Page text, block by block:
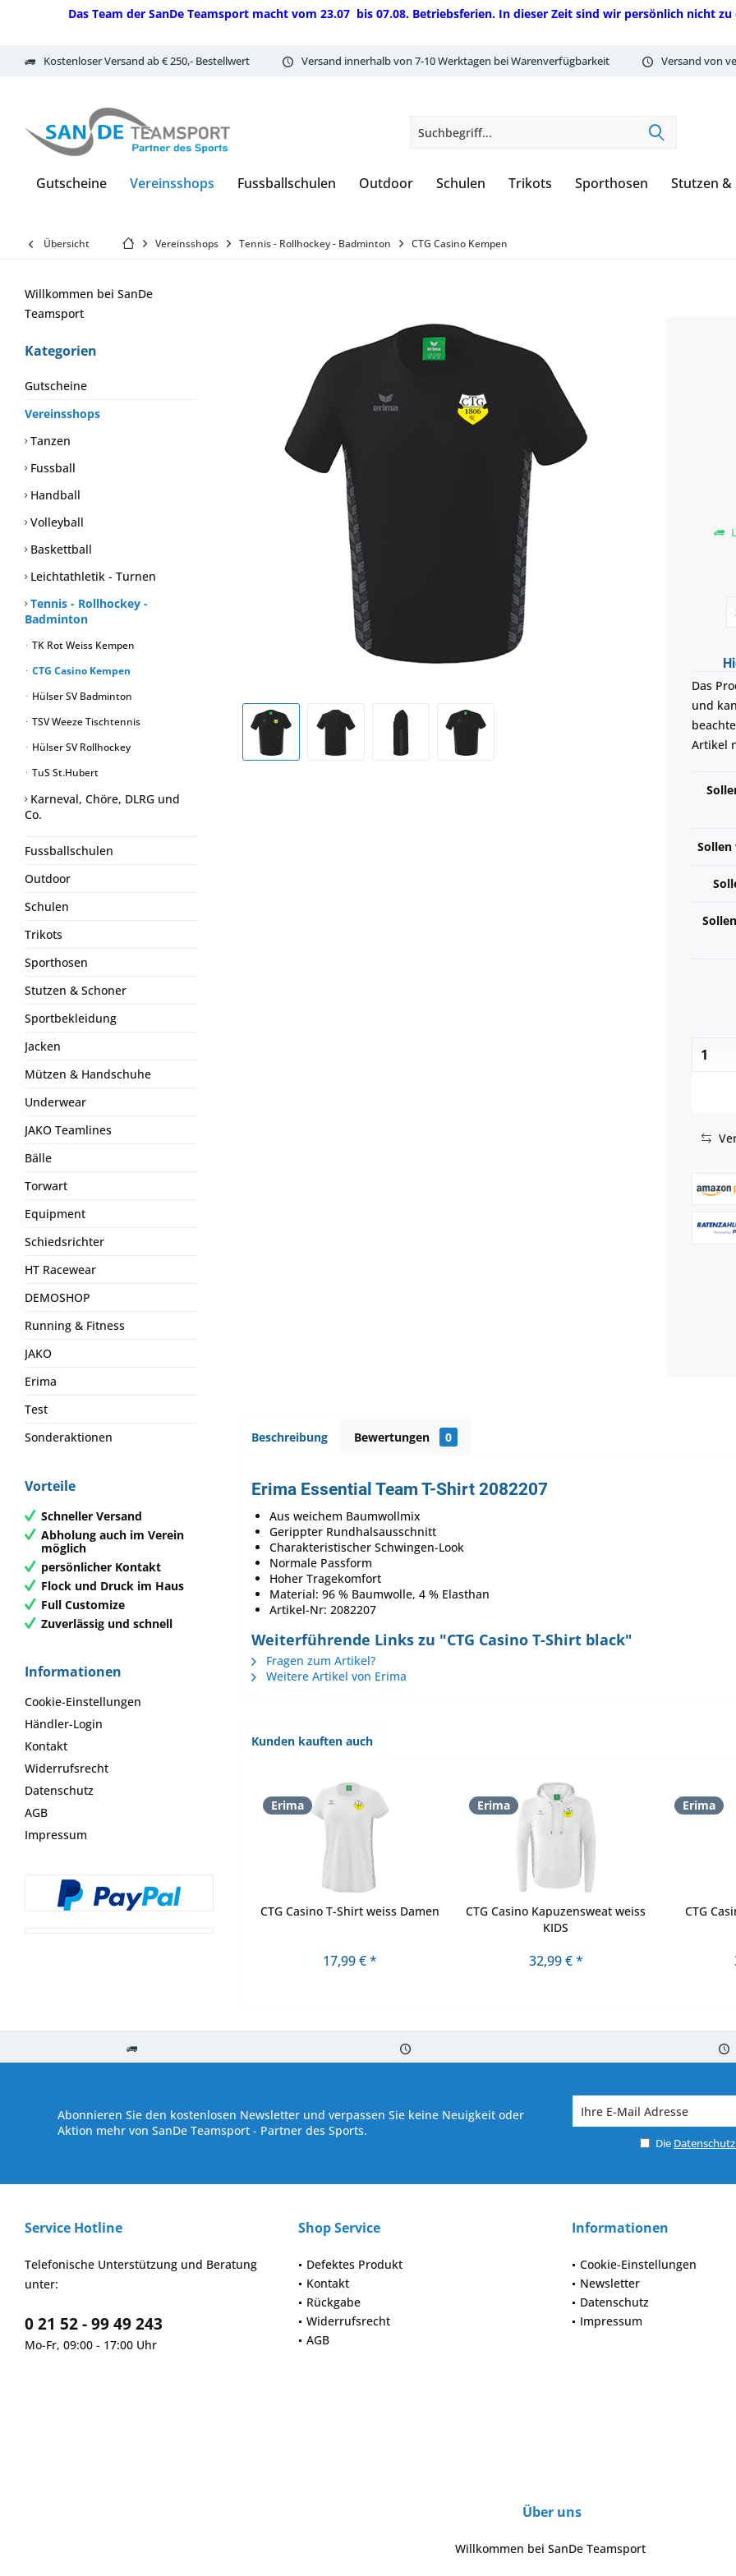
Das Team der SanDe Teamsport macht vom 23.07 bis 07.08. Betriebsferien. In dieser Zeit sind wir persönlich nicht
Kostenloser Versand ab € 250,- Bestellwert Versand innerhalb von 7-10 Werktagen bei Warenverfügbarkeit Versand von
Gutscheine Vereinsshops Fussballschulen Outdoor Schulen Trikots Sporthosen Stutzen &
Übersicht Vereinsshops Tennis - Rollhockey - Badminton CTG Casino Kempen
Willkommen bei SanDe
Teamsport
Kategorien
Gutscheine
Vereinsshops
Tanzen
Fussball
Handball
Volleyball
Baskettball
Leichtathletik - Turnen
Tennis - Rollhockey -
Badminton
TK Rot Weiss Kempen
CTG Casino Kempen
Hülser SV Badminton
TSV Weeze Tischtennis
Hülser SV Rollhockey
TuS St.Hubert
Karneval, Chöre, DLRG und
Co.
Fussballschulen
Outdoor
Schulen
Trikots
Sporthosen
Stutzen & Schoner
Sportbekleidung
Jacken
Mützen & Handschuhe
Underwear
JAKO Teamlines
Bälle
Torwart
Equipment
Schiedsrichter
HT Racewear
DEMOSHOP
Running & Fitness
JAKO
Erima
Test
Sonderaktionen
Vorteile
Schneller Versand
Abholung auch im Verein
möglich
persönlicher Kontakt
Flock und Druck im Haus
Full Customize
Zuverlässig und schnell
Informationen
Cookie-Einstellungen
Händler-Login
Kontakt
Widerrufsrecht
Datenschutz
AGB
Impressum
Das
und
Artikel
Beschreibung Bewertungen 0
Erima Essential Team T-Shirt 2082207
Aus weichem Baumwollmix
Gerippter Rundhalsausschnitt
Charakteristischer Schwingen-Look
Normale Passform
Hoher Tragekomfort
Material: 96 % Baumwolle, 4 % Elasthan
Artikel-Nr: 2082207
Weiterführende Links zu "CTG Casino T-Shirt black"
Fragen zum Artikel?
Weitere Artikel von Erima
Kunden kauften auch
Erima
CTG Casino T-Shirt weiss Damen
17,99 € *
Erima
CTG Casino Kapuzensweat weiss
KIDS
32,99 € *
Erima
CTG
Abonnieren Sie den kostenlosen Newsletter und verpassen Sie keine Neuigkeit oder
Aktion mehr von SanDe Teamsport - Partner des Sports.
Die
Service Hotline
Telefonische Unterstützung und Beratung
unter:
0 21 52 - 99 49 243
Mo-Fr, 09:00 - 17:00 Uhr
Shop Service
Defektes Produkt
Kontakt
Rückgabe
Widerrufsrecht
AGB
Informationen
Cookie-Einstellungen
Newsletter
Datenschutz
Impressum
Über uns
Willkommen bei SanDe Teamsport